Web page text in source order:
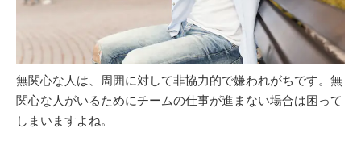
無関心な人は、周囲に対して非協力的で嫌われがちです。無
関心な人がいるためにチームの仕事が進まない場合は困って
しまいますよね。